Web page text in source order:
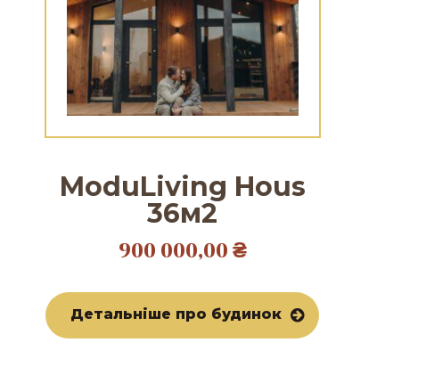
ModuLiving Hous
36м2
900 000,00₴
Детальніше про будинок